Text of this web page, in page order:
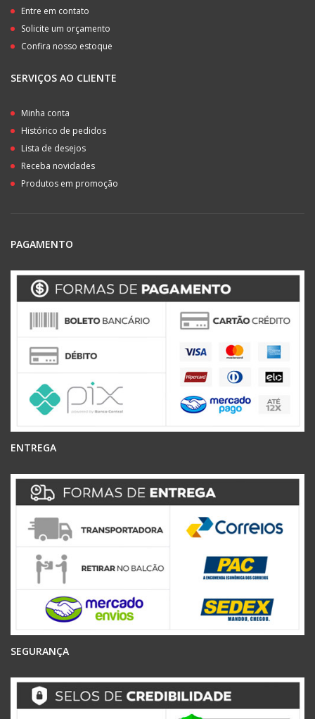
Entre em contato
Solicite um orçamento
Confira nosso estoque
SERVIÇOS AO CLIENTE
Minha conta
Histórico de pedidos
Lista de desejos
Receba novidades
Produtos em promoção
PAGAMENTO
ENTREGA
SEGURANÇA